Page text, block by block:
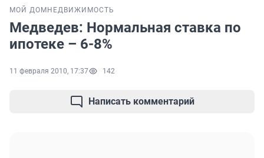
МОЙ ДОМ НЕДВИЖИМОСТЬ
Медведев: Нормальная ставка по
ипотеке – 6-8%
11 февраля 2010, 17:37 142
Написать комментарий